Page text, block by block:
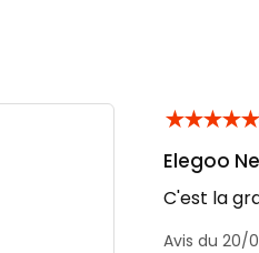
★★★★★
Elegoo
C'est la
Avis du 20/